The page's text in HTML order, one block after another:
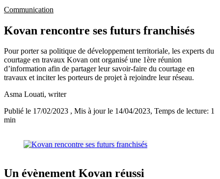
Communication
Kovan rencontre ses futurs franchisés
Pour porter sa politique de développement territoriale, les experts du
courtage en travaux Kovan ont organisé une 1ère réunion
d’information afin de partager leur savoir-faire du courtage en
travaux et inciter les porteurs de projet à rejoindre leur réseau.
Asma Louati, writer
Publié le 17/02/2023 , Mis à jour le 14/04/2023, Temps de lecture: 1
min
Un évènement Kovan réussi